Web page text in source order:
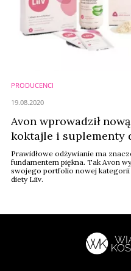
PRODUCENCI
Avon wprowadził
koktajle i suplementy
Prawidłowe odżywianie ma
fundamentem piękna. Tak Avon
swojego portfolio nowej
diety Liiv.
19.08.2020